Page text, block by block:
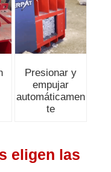
Presionar y
empujar
automáticamen
te
eligen las